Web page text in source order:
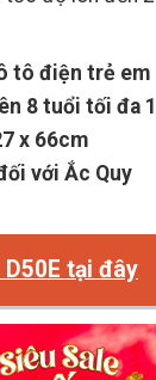
tô điện trẻ em
8 tuổi tối đa
x 66cm
với Ắc Quy
tại đây